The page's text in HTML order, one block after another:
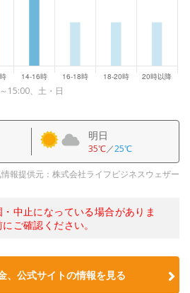
15:00、土・日
明日
35℃／25℃
報提供元：株式会社ライフビジネスウェザー
中止になっている場合がありま
ご確認ください。
、公式サイトの情報を見る